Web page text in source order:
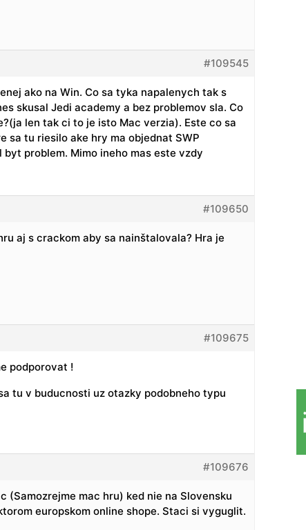
#109545
ako na Win. Co sa tyka napalenych tak s
skusal Jedi academy a bez problemov sla. Co
len tak ci to je isto Mac verzia). Este co sa
sa tu riesilo ake hry ma objednat SWP
problem. Mimo ineho mas este vzdy
#109650
aj s crackom aby sa nainštalovala? Hra je
#109675
podporovat !
tu v buducnosti uz otazky podobneho typu
#109676
(Samozrejme mac hru) ked nie na Slovensku
europskom online shope. Staci si vyguglit.